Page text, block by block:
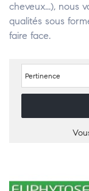
cheveux...), nous
qualités sous
faire face.
Pertinence